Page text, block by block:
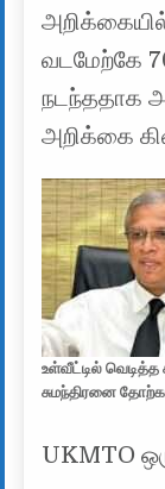
வடமேற்கே
நடந்ததாக
அறிக்கை
உள்வீட்டில்
சுமந்திரனை
UKMTO